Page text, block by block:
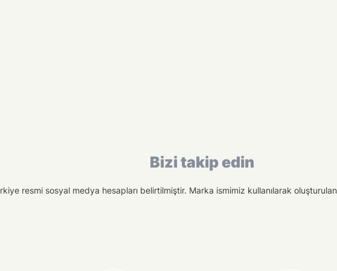
Bizi takip edin
resmi sosyal medya hesapları belirtilmiştir. Marka ismimiz kullanılarak